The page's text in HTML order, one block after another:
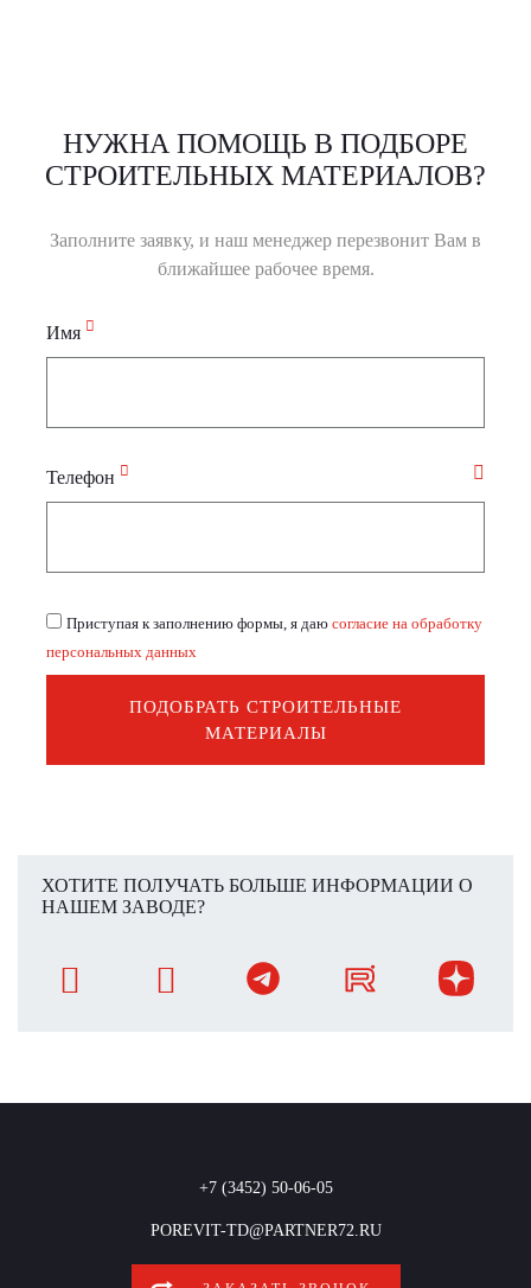
НУЖНА ПОМОЩЬ В ПОДБОРЕ
СТРОИТЕЛЬНЫХ МАТЕРИАЛОВ?
Заполните заявку, и наш менеджер перезвонит Вам в
ближайшее рабочее время.
Имя
Телефон
Приступая к заполнению формы, я даю согласие на обработку
персональных данных
ПОДОБРАТЬ СТРОИТЕЛЬНЫЕ
МАТЕРИАЛЫ
ХОТИТЕ ПОЛУЧАТЬ БОЛЬШЕ ИНФОРМАЦИИ О
НАШЕМ ЗАВОДЕ?
+7 (3452) 50-06-05
POREVIT-TD@PARTNER72.RU